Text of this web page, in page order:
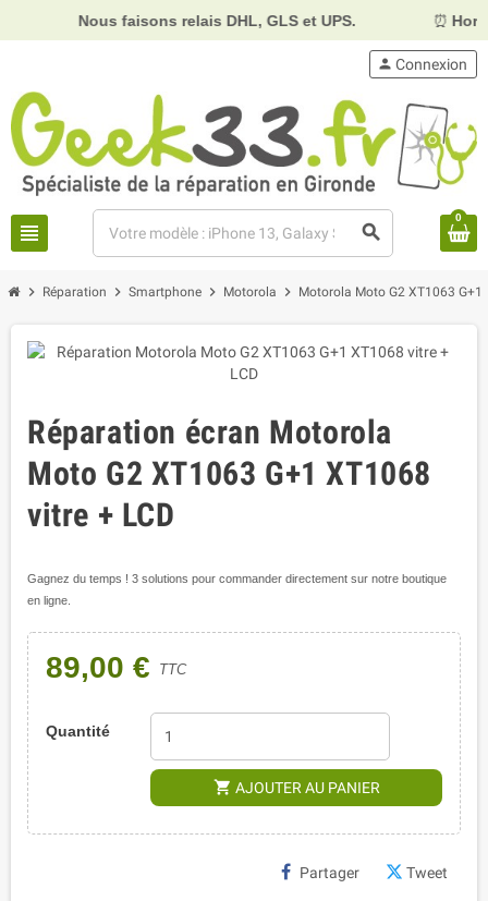
Nous faisons relais DHL, GLS et UPS. Horaires :
view_headline search
person Connexion
0
chevron_right Réparation chevron_right Smartphone chevron_right Motorola chevron_right Motorola Moto G2 XT1063 G+1
Réparation écran Motorola
Moto G2 XT1063 G+1 XT1068
vitre + LCD
Gagnez du temps ! 3 solutions pour commander directement sur notre boutique
en ligne.
89,00 € TTC
Quantité
shopping_cart AJOUTER AU PANIER
Partager Tweet